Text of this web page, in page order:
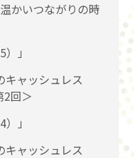
かいつながりの時
」
キャッシュレス
2回＞
」
キャッシュレス